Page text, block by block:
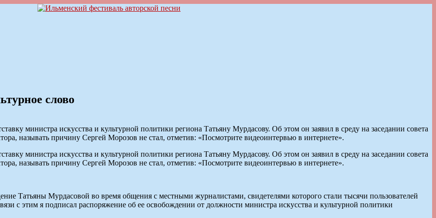
слово
министра искусства и культурной политики региона Татьяну Мурдасову. Об этом он заявил в среду на заседании совета
называть причину Сергей Морозов не стал, отметив: «Посмотрите видеоинтервью в интернете».
министра искусства и культурной политики региона Татьяну Мурдасову. Об этом он заявил в среду на заседании совета
называть причину Сергей Морозов не стал, отметив: «Посмотрите видеоинтервью в интернете».
Татьяны Мурдасовой во время общения с местными журналистами, свидетелями которого стали тысячи пользователей
с этим я подписал распоряжение об ее освобождении от должности министра искусства и культурной политики